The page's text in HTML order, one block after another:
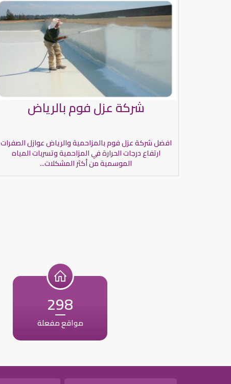
شركة عزل فوم بالرياض
افضل شركة عزل فوم بالمزاحمية والرياض عوازل الصفرات
ارتفاع درجات الحرارة في المزاحمية وتسربات المياه
الموسمية من أكثر المشكلات...
298
مواقع مفعلة